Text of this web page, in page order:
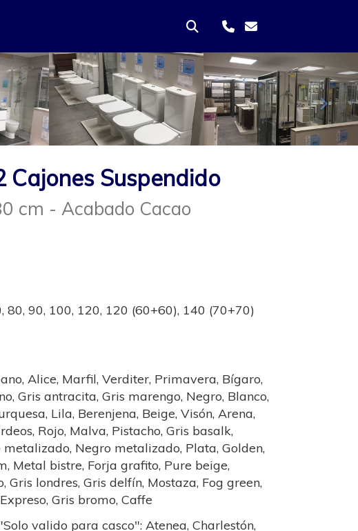
Cajones Suspendido
cm - Acabado Cacao
80, 90, 100, 120, 120 (60+60), 140 (70+70)
Alice, Marfil, Verditer, Primavera, Bígaro,
Gris antracita, Gris marengo, Negro, Blanco,
Lila, Berenjena, Beige, Visón, Arena,
Rojo, Malva, Pistacho, Gris basalk,
Negro metalizado, Plata, Golden,
Metal bistre, Forja grafito, Pure beige,
Gris londres, Gris delfín, Mostaza, Fog green,
Gris bromo, Caffe
valido para casco": Atenea, Charlestón,